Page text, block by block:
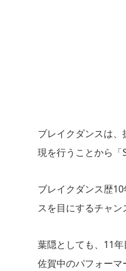
ブレイクダンスは
現を行うことから
ブレイクダンス歴
スを目にするチャン
葉隠としても、11
佐賀中のパフォー